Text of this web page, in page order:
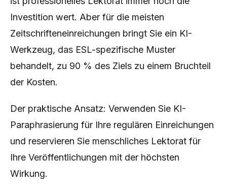
Investition wert. Aber für die meisten
Zeitschrifteneinreichungen bringt Sie ein KI-
Werkzeug, das ESL-spezifische Muster
behandelt, zu 90 % des Ziels zu einem Bruchteil
der Kosten.
Der praktische Ansatz: Verwenden Sie KI-
Paraphrasierung für Ihre regulären Einreichungen
und reservieren Sie menschliches Lektorat für
Ihre Veröffentlichungen mit der höchsten
Wirkung.